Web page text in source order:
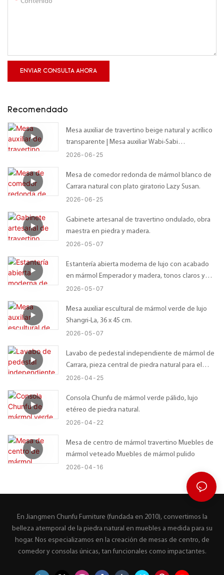
ENVIAR CONSULTA AHORA
Recomendado
Mesa auxiliar de travertino beige natural y acrílico
transparente | Mesa auxiliar Wabi-Sabi
personalizada con tablero irregular orgánico –
2026 06 25
Mesa de comedor redonda de mármol blanco de
Carrara natural con plato giratorio Lazy Susan.
2026 06 25
Gabinete artesanal de travertino ondulado, obra
maestra en piedra y madera.
2026 05 07
Estantería abierta moderna de lujo con acabado
en mármol Emperador y madera, tonos claros y
oscuros.
2026 05 07
Mesa auxiliar escultural de mármol verde de lujo
Shangri-La, 36 x 45 cm.
2026 05 07
Lavabo de pedestal independiente de mármol de
Carrara, pieza central de piedra natural para el
baño.
2026 04 25
Consola Chunfu de mármol verde pálido, lujo
etéreo de piedra natural.
2026 04 22
Mesa de centro de mármol travertino Muebles de
mármol veteado Muebles de mármol pulido
2026 04 16
En Jiangmen Chunfu Furniture (fundada en 2010), convertimos la
belleza atemporal de la piedra natural en muebles a medida para su
hogar. Nos especializamos en la creación de mesas de centro, de
comedor y consolas únicas, tan funcionales como impactantes.